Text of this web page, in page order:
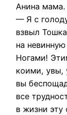
Анина мама.
— Я с
взвыл
на
Ногами!
коими, увы,
вы
все
в жизни